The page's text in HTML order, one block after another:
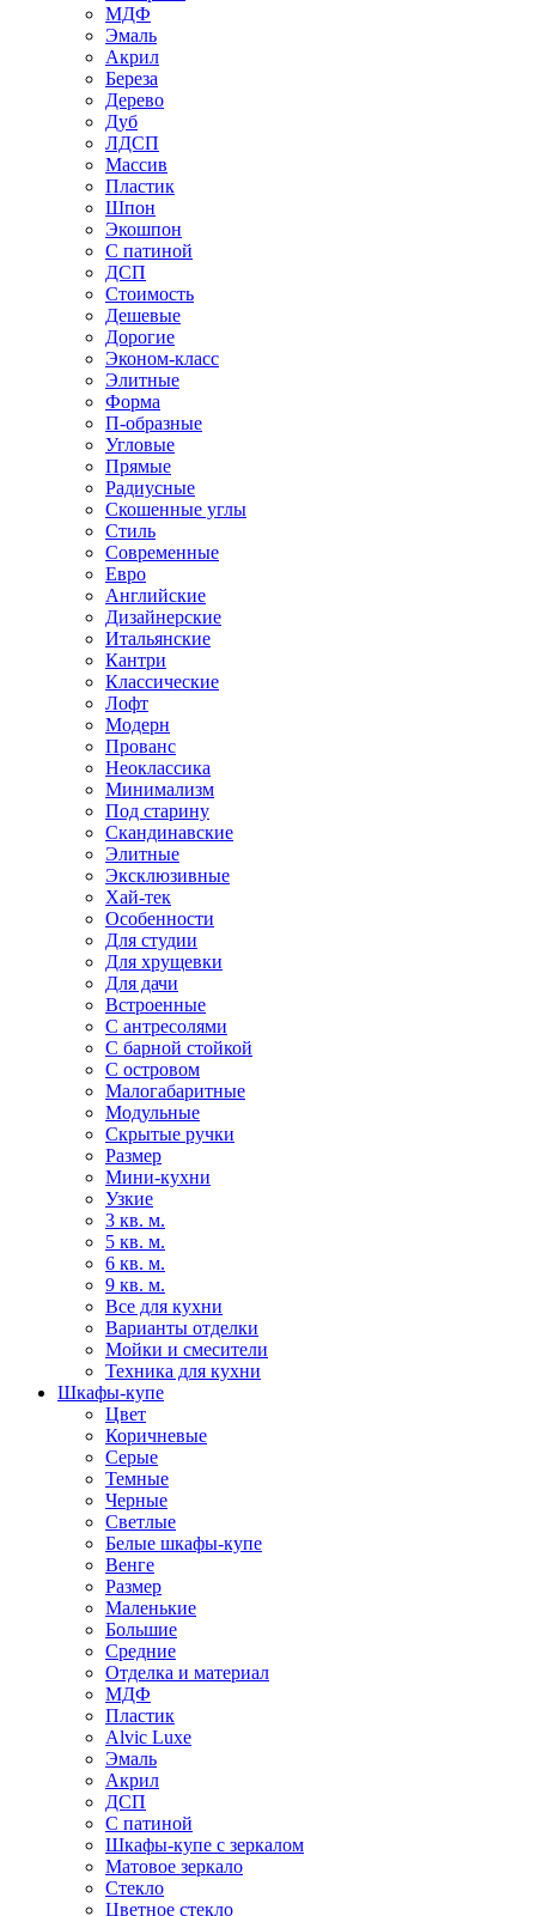
МДФ
Эмаль
Акрил
Береза
Дерево
Дуб
ЛДСП
Массив
Пластик
Шпон
Экошпон
С патиной
ДСП
Стоимость
Дешевые
Дорогие
Эконом-класс
Элитные
Форма
П-образные
Угловые
Прямые
Радиусные
Скошенные углы
Стиль
Современные
Евро
Английские
Дизайнерские
Итальянские
Кантри
Классические
Лофт
Модерн
Прованс
Неоклассика
Минимализм
Под старину
Скандинавские
Элитные
Эксклюзивные
Хай-тек
Особенности
Для студии
Для хрущевки
Для дачи
Встроенные
С антресолями
С барной стойкой
С островом
Малогабаритные
Модульные
Скрытые ручки
Размер
Мини-кухни
Узкие
3 кв. м.
5 кв. м.
6 кв. м.
9 кв. м.
Все для кухни
Варианты отделки
Мойки и смесители
Техника для кухни
Шкафы-купе
Цвет
Коричневые
Серые
Темные
Черные
Светлые
Белые шкафы-купе
Венге
Размер
Маленькие
Большие
Средние
Отделка и материал
МДФ
Пластик
Alvic Luxe
Эмаль
Акрил
ДСП
С патиной
Шкафы-купе с зеркалом
Матовое зеркало
Стекло
Цветное стекло